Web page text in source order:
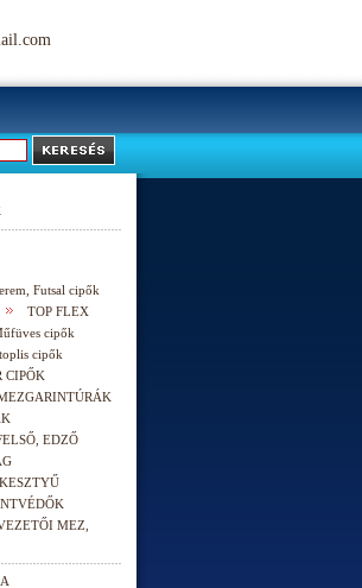
Futsal cipők
TOP FLEX
cipők
cipők
CIPŐK
EDZŐ
MEZ,